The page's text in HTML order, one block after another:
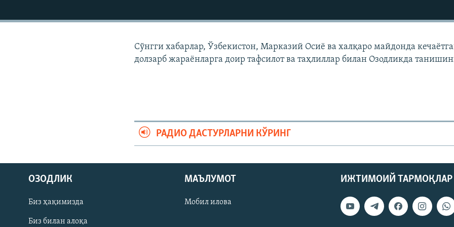
На русском
ИЖТИМОИЙ ТАРМОҚЛАР
Сўнгги хабарлар, Ўзбекистон, Марказий Осиë ва халқаро майдонда
долзарб жараëнларга доир тафсилот ва таҳлиллар билан Озодликда
РАДИО ДАСТУРЛАРНИ КЎРИНГ
ИЖТИМОИЙ ТАРМОҚЛАР
ОЗОДЛИК
Биз ҳақимизда
Биз билан алоқа
МАЪЛУМОТ
Мобил илова